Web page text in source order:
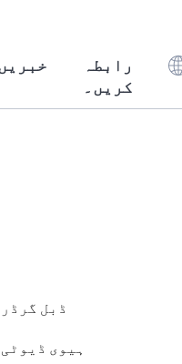
خبریں
رابطہ
کریں۔
ڈبل
ہیوی